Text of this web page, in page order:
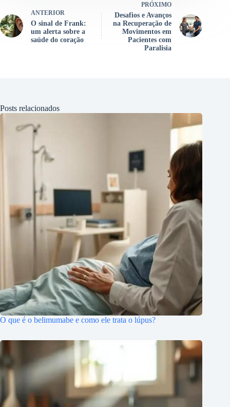
ANTERIOR
O sinal de Frank:
um alerta sobre a
saúde do coração
PRÓXIMO
Desafios e Avanços
na Recuperação de
Movimentos em
Pacientes com
Paralisia
Posts relacionados
O que é o belimumabe e como ele trata o lúpus?